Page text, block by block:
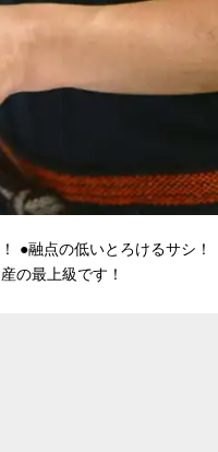
●融点の低いとろけるサシ！
の最上級です！